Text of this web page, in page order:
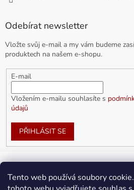
Tento web používá soubory
Odebírat newsletter
Vložte svůj e-mail a my vám budeme
produktech na našem e-shopu.
E-mail
Vložením e-mailu souhlasíte s
údajů
PŘIHLÁSIT SE
Vytvořil